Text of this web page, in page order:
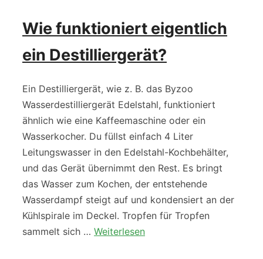
Wie funktioniert eigentlich
ein Destilliergerät?
Ein Destilliergerät, wie z. B. das Byzoo
Wasserdestilliergerät Edelstahl, funktioniert
ähnlich wie eine Kaffeemaschine oder ein
Wasserkocher. Du füllst einfach 4 Liter
Leitungswasser in den Edelstahl-Kochbehälter,
und das Gerät übernimmt den Rest. Es bringt
das Wasser zum Kochen, der entstehende
Wasserdampf steigt auf und kondensiert an der
Kühlspirale im Deckel. Tropfen für Tropfen
sammelt sich … Weiterlesen